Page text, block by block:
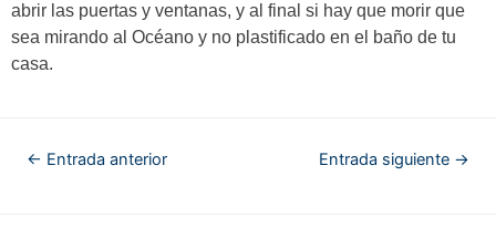
abrir las puertas y ventanas, y al final si hay que morir que
sea mirando al Océano y no plastificado en el baño de tu
casa.
← Entrada anterior Entrada siguiente →